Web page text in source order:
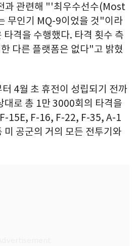
과 관련해 "'최우수선수(Most
인기 MQ-9이었을 것"이라
격을 수행했다. 타격 횟수 측
다른 플랫폼은 없다"고 밝혔
4월 초 휴전이 성립되기 전까
대로 총 1만 3000회의 타격을
15E, F-16, F-22, F-35, A-1
공군의 거의 모든 전투기와